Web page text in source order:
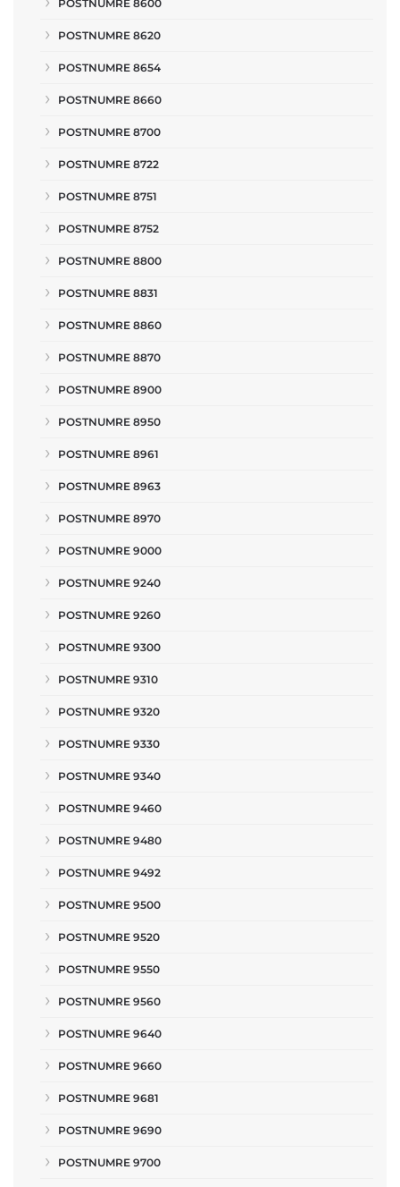
POSTNUMRE 8600
POSTNUMRE 8620
POSTNUMRE 8654
POSTNUMRE 8660
POSTNUMRE 8700
POSTNUMRE 8722
POSTNUMRE 8751
POSTNUMRE 8752
POSTNUMRE 8800
POSTNUMRE 8831
POSTNUMRE 8860
POSTNUMRE 8870
POSTNUMRE 8900
POSTNUMRE 8950
POSTNUMRE 8961
POSTNUMRE 8963
POSTNUMRE 8970
POSTNUMRE 9000
POSTNUMRE 9240
POSTNUMRE 9260
POSTNUMRE 9300
POSTNUMRE 9310
POSTNUMRE 9320
POSTNUMRE 9330
POSTNUMRE 9340
POSTNUMRE 9460
POSTNUMRE 9480
POSTNUMRE 9492
POSTNUMRE 9500
POSTNUMRE 9520
POSTNUMRE 9550
POSTNUMRE 9560
POSTNUMRE 9640
POSTNUMRE 9660
POSTNUMRE 9681
POSTNUMRE 9690
POSTNUMRE 9700